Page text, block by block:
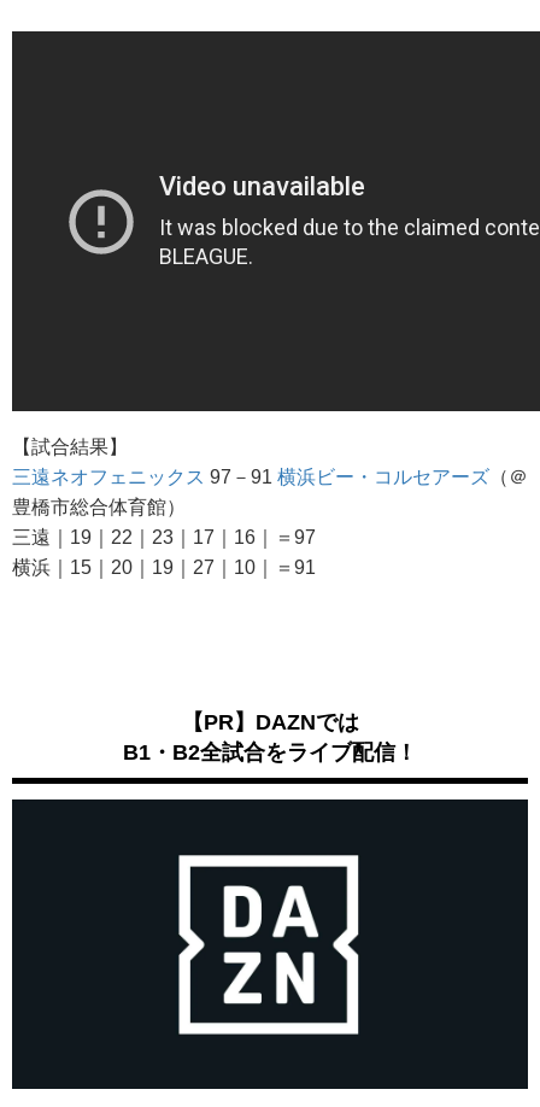
【試合結果】
三遠ネオフェニックス 97－91 横浜ビー・コルセアーズ （＠
豊橋市総合体育館）
三遠｜19｜22｜23｜17｜16｜＝97
横浜｜15｜20｜19｜27｜10｜＝91
【PR】DAZNでは
B1・B2全試合をライブ配信！